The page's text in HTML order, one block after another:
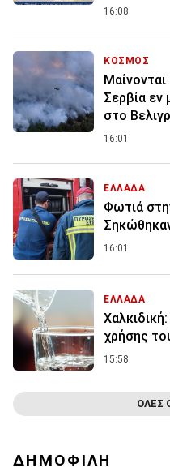
16:08
ΚΟΣΜΟΣ
Σερβία
στο
16:01
ΕΛΛΑΔΑ
Φωτιά
16:01
ΕΛΛΑΔΑ
χρήσης
15:58
ΟΛΕΣ
ΔΗΜΟΦΙΛΗ